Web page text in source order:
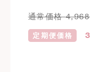
通常価格4,968
定期便価格